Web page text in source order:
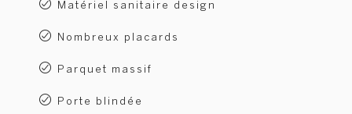
Matériel sanitaire design
Nombreux placards
Parquet massif
Porte blindée